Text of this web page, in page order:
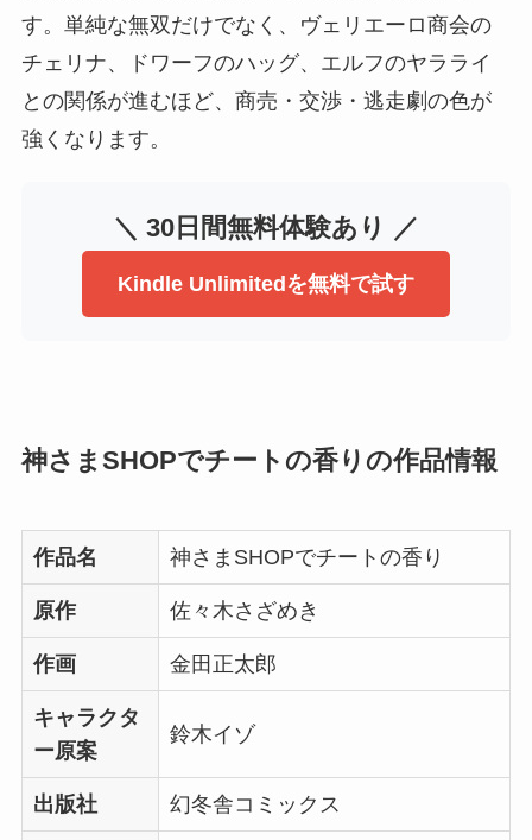
す。単純な無双だけでなく、ヴェリエーロ商会の
チェリナ、ドワーフのハッグ、エルフのヤラライ
との関係が進むほど、商売・交渉・逃走劇の色が
強くなります。
＼ 30日間無料体験あり ／
Kindle Unlimitedを無料で試す
神さまSHOPでチートの香りの作品情報
作品名 神さまSHOPでチートの香り
原作 佐々木さざめき
作画 金田正太郎
キャラクタ
ー原案
鈴木イゾ
出版社 幻冬舎コミックス